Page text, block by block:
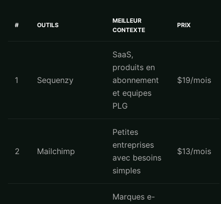
# OUTILS
MEILLEUR
CONTEXTE
PRIX
1 Sequenzy
SaaS,
produits en
abonnement
et equipes
PLG
$19/mois
2 Mailchimp
Petites
entreprises
avec besoins
simples
$13/mois
Marques e-